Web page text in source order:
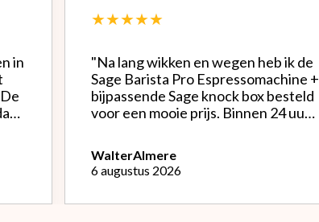
in
★★★★★
"Na lang wikken en wegen heb ik de
Sage Barista Pro Espressomachine +
bijpassende Sage knock box besteld
voor een mooie prijs. Binnen 24 uur
instellen bonenmolen heb ik van de
eerste kopjes uitstekende espresso
WalterAlmere
6 augustus 2026